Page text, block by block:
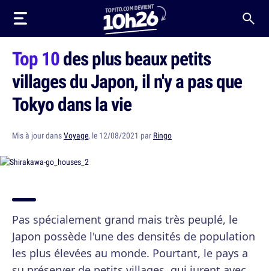
Top 10des plus beaux petits
villages du Japon, il n'y a pas que
Tokyo dans la vie
Mis à jour dansVoyage, le 12/08/2021 par Ringo
Pas spécialement grand mais très peuplé, le
Japon possède l'une des densités de population
les plus élevées au monde. Pourtant, le pays a